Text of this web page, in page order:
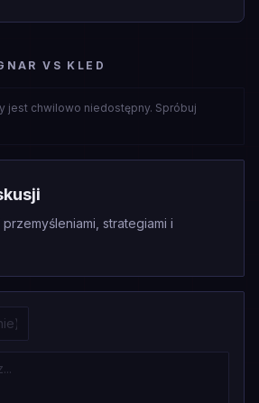
VS KLED
jest chwilowo niedostępny. Spróbuj
strategiami i